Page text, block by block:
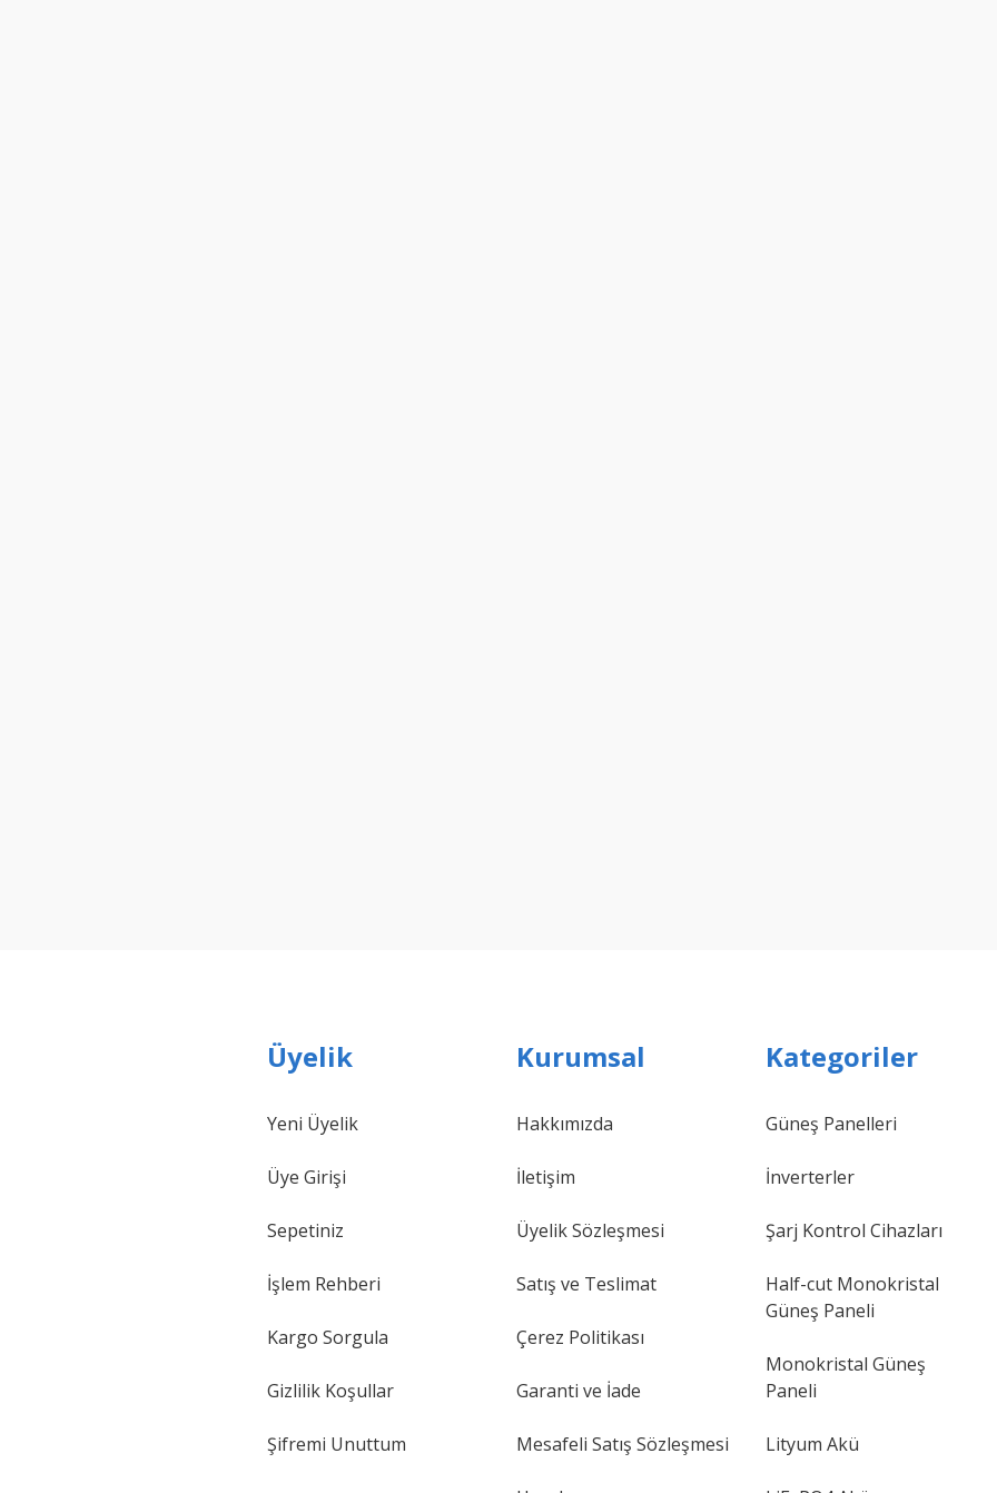
Üyelik
Yeni Üyelik
Üye Girişi
Sepetiniz
İşlem Rehberi
Kargo Sorgula
Gizlilik Koşullar
Şifremi Unuttum
Kurumsal
Hakkımızda
İletişim
Üyelik Sözleşmesi
Satış ve Teslimat
Çerez Politikası
Garanti ve İade
Mesafeli Satış Sözleşmesi
Kategoriler
Güneş Panelleri
İnverterler
Şarj Kontrol Cihazları
Half-cut Monokristal
Güneş Paneli
Monokristal Güneş
Paneli
Lityum Akü